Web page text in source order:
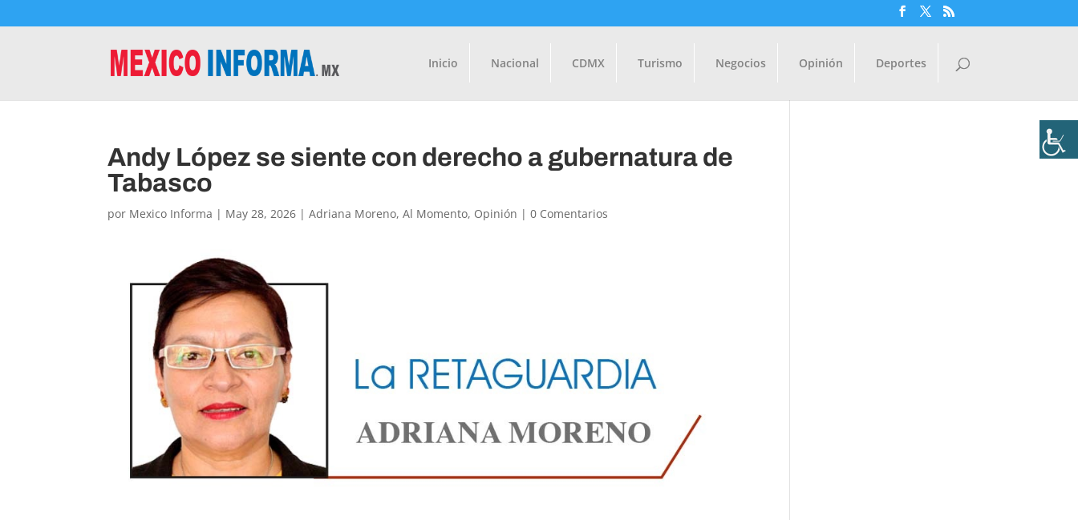
Inicio Nacional CDMX Turismo Negocios Opinión Deportes
Andy López se siente con derecho a gubernatura de
Tabasco
por Mexico Informa | May 28, 2026 |Adriana Moreno,Al Momento, Opinión |0 Comentarios